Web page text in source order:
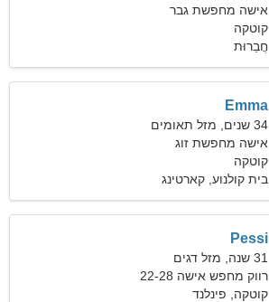
אישה מחפשת גבר
קוטקה
חֲבֵרוּת
Emma
34 שנים, מזל תאומים
אישה מחפשת זוג
קוטקה
בית קולנוע, קארטינג
Pessi
31 שנה, מזל דגים
רווק מחפש אישה 22-28
קוטקה, פינלנד